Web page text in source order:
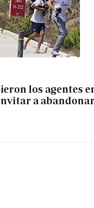
los agentes
a